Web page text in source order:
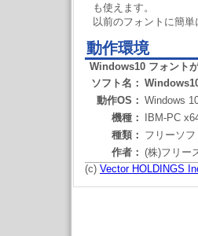
も使えます。
以前のフォントに簡単
動作環境
Windows10 フォント
ソフト名：
動作OS： Windows
機種：
IBM-PC
種類： フリーソフ
作者： (株)フリー
(c) Vector HOLDINGS